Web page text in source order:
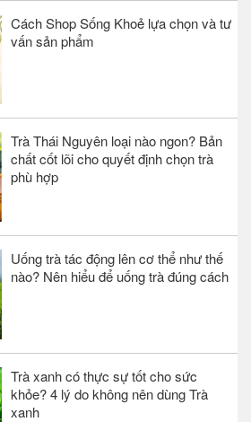
Cách Shop Sống Khoẻ lựa chọn và tư
vấn sản phẩm
Trà Thái Nguyên loại nào ngon? Bản
chất cốt lõi cho quyết định chọn trà
phù hợp
Uống trà tác động lên cơ thể như thế
nào? Nên hiểu để uống trà đúng cách
Trà xanh có thực sự tốt cho sức
khỏe? 4 lý do không nên dùng Trà
xanh